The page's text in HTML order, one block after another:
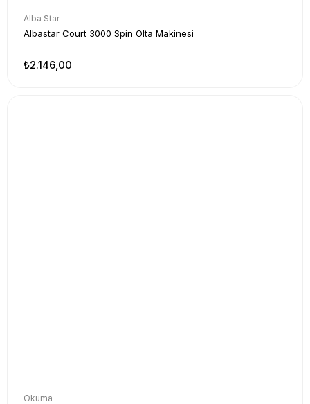
Alba Star
Albastar Court 3000 Spin Olta Makinesi
₺2.146,00
Okuma